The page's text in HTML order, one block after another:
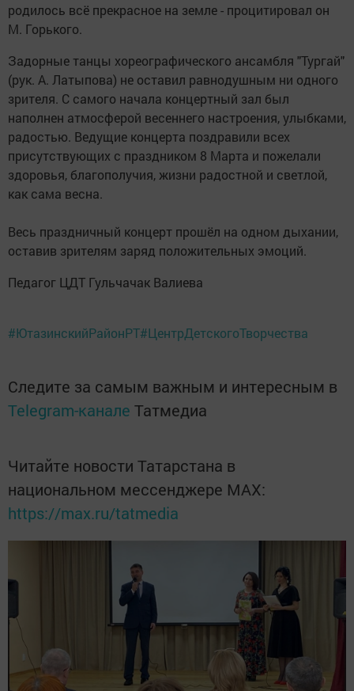
родилось всё прекрасное на земле - процитировал он
М. Горького.
Задорные танцы хореографического ансамбля "Тургай"
(рук. А. Латыпова) не оставил равнодушным ни одного
зрителя. С самого начала концертный зал был
наполнен атмосферой весеннего настроения, улыбками,
радостью. Ведущие концерта поздравили всех
присутствующих с праздником 8 Марта и пожелали
здоровья, благополучия, жизни радостной и светлой,
как сама весна.
Весь праздничный концерт прошёл на одном дыхании,
оставив зрителям заряд положительных эмоций.
Педагог ЦДТ Гульчачак Валиева
#ЮтазинскийРайонРТ#ЦентрДетскогоТворчества
Следите за самым важным и интересным в
Telegram-канале Татмедиа
Читайте новости Татарстана в
национальном мессенджере MАХ:
https://max.ru/tatmedia